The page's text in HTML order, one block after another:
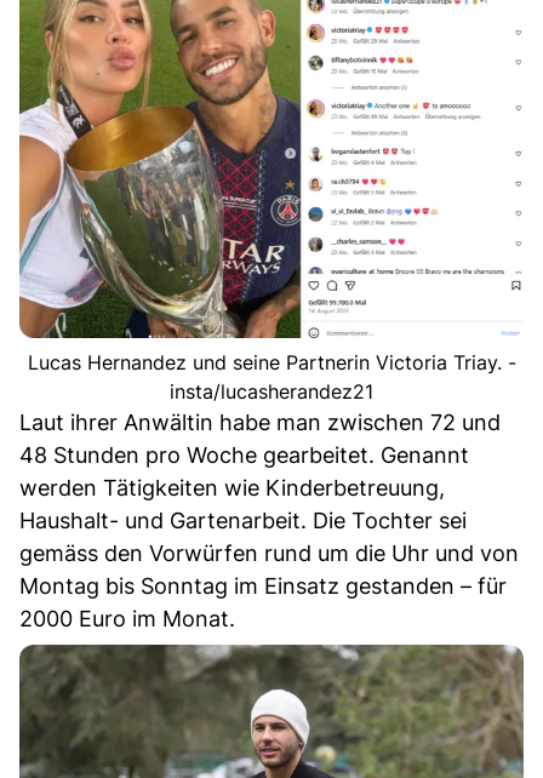
Lucas Hernandez und seine Partnerin Victoria Triay. -
insta/lucasherandez21
Laut ihrer Anwältin habe man zwischen 72 und
48 Stunden pro Woche gearbeitet. Genannt
werden Tätigkeiten wie Kinderbetreuung,
Haushalt- und Gartenarbeit. Die Tochter sei
gemäss den Vorwürfen rund um die Uhr und von
Montag bis Sonntag im Einsatz gestanden – für
2000 Euro im Monat.